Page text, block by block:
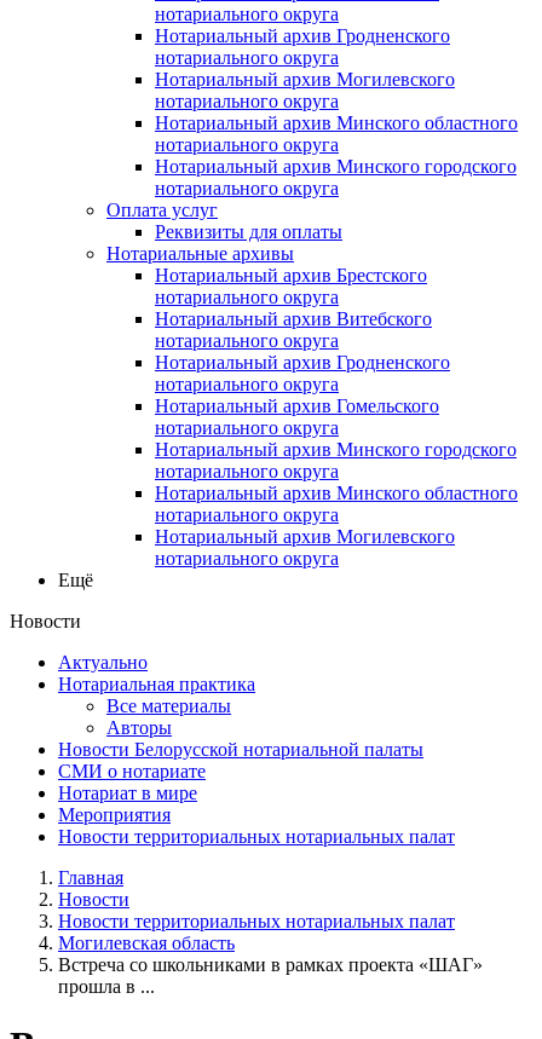
нотариального округа
Нотариальный архив Гродненского
нотариального округа
Нотариальный архив Могилевского
нотариального округа
Нотариальный архив Минского областного
нотариального округа
Нотариальный архив Минского городского
нотариального округа
Оплата услуг
Реквизиты для оплаты
Нотариальные архивы
Нотариальный архив Брестского
нотариального округа
Нотариальный архив Витебского
нотариального округа
Нотариальный архив Гродненского
нотариального округа
Нотариальный архив Гомельского
нотариального округа
Нотариальный архив Минского городского
нотариального округа
Нотариальный архив Минского областного
нотариального округа
Нотариальный архив Могилевского
нотариального округа
Ещё
Новости
Актуально
Нотариальная практика
Все материалы
Авторы
Новости Белорусской нотариальной палаты
СМИ о нотариате
Нотариат в мире
Мероприятия
Новости территориальных нотариальных палат
Главная
Новости
Новости территориальных нотариальных палат
Могилевская область
Встреча со школьниками в рамках проекта «ШАГ»
прошла в ...